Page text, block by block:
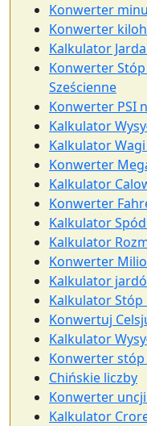
Konwerter
Konwerter
Kalkulator
Konwerter
Sześcienne
Konwerter PSI
Kalkulator
Kalkulator
Konwerter
Kalkulator
Konwerter
Kalkulator
Kalkulator
Konwerter
Kalkulator
Kalkulator Stóp
Konwertuj
Kalkulator
Konwerter
Chińskie liczby
Konwerter
Kalkulator